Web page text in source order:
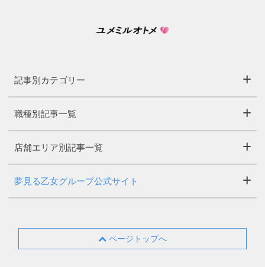
記事別カテゴリー
職種別記事一覧
店舗エリア別記事一覧
夢見る乙女グループ公式サイト
ページトップへ